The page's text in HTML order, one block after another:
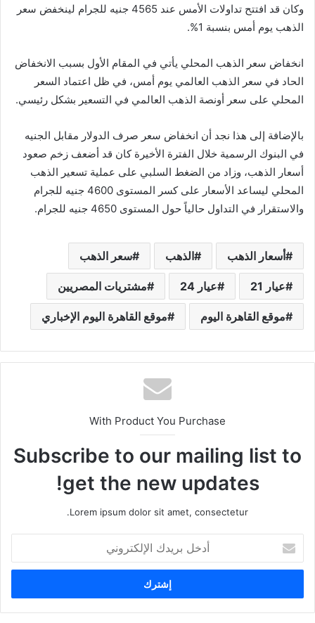
وكان قد افتتح تداولات الأمس عند 4565 جنيه للجرام لينخفض سعر
الذهب يوم أمس بنسبة 1%.
انخفاض سعر الذهب المحلي يأتي في المقام الأول بسبب الانخفاض
الحاد في سعر الذهب العالمي يوم أمس، في ظل اعتماد السعر
المحلي على سعر أونصة الذهب العالمي في التسعير بشكل رئيسي.
بالإضافة إلى هذا نجد أن انخفاض سعر صرف الدولار مقابل الجنيه
في البنوك الرسمية خلال الفترة الأخيرة كان قد أضعف زخم صعود
أسعار الذهب، وزاد من الضغط السلبي على عملية تسعير الذهب
المحلي ليساعد الأسعار على كسر المستوى 4600 جنيه للجرام
والاستقرار في التداول حالياً حول المستوى 4650 جنيه للجرام.
أسعار الذهب الذهب سعر الذهب
عيار 21 عيار 24 مشتريات المصريين
موقع القاهرة اليوم موقع القاهرة اليوم الإخباري
With Product You Purchase
Subscribe to our mailing list to
get the new updates!
Lorem ipsum dolor sit amet, consectetur.
خ
ب
ر